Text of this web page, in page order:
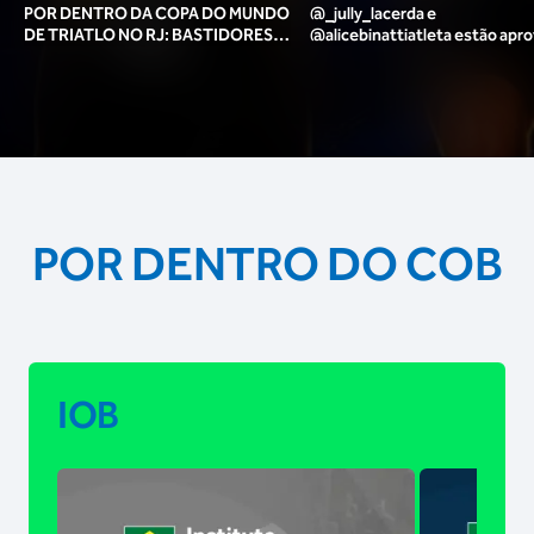
POR DENTRO DA COPA DO MUNDO
DE TRIATLO NO RJ: BASTIDORES,
@_jully_lacerda​ e
@alicebinattiatleta​ estão
POR DENTRO DO COB
IOB